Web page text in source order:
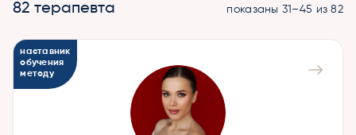
82 терапевта показаны 31–45 из 82
наставник
обучения
методу